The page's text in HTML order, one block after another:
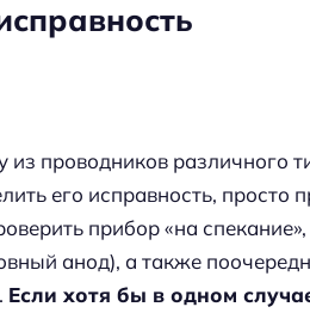
проводников различного
его исправность, просто
прибор «на
анод), а также
Если хотя бы в одном